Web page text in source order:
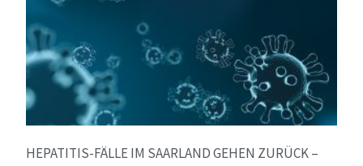
HEPATITIS-FÄLLE IM SAARLAND GEHEN ZURÜCK –